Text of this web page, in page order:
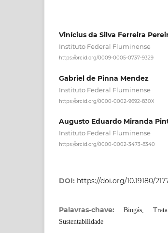
Vinícius da Silva Ferreira
Instituto Federal Fluminense
https://orcid.org/0009-0005-0737-9329
Gabriel de Pinna Mendez
Instituto Federal Fluminense
https://orcid.org/0000-0002-9692-830X
Augusto Eduardo Miranda
Instituto Federal Fluminense
https://orcid.org/0000-0002-3473-8340
DOI: https://doi.org/10.19180/
Palavras-chave:Biogás,
Sustentabilidade